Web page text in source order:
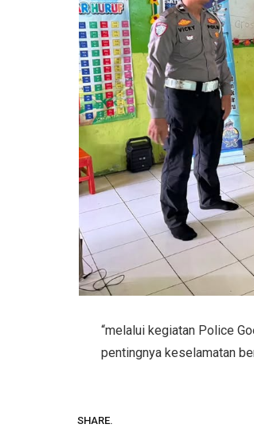
“melalui kegiatan Police
pentingnya keselamatan
SHARE.